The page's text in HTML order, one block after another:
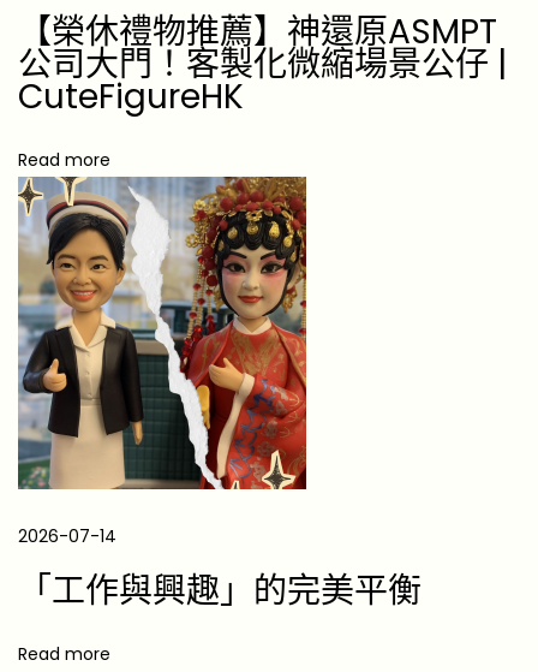
c
t
c
a
l
i
f
t
s
f
o
G
【榮休禮物推薦】神還原ASMPT
公司大門！客製化微縮場景公仔 |
CuteFigureHK
Read more
2026-07-14
「工作與興趣」的完美平衡
Read more